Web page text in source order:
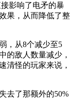
影响了电矛的暴
果，从而降低了整
，从8个减少至5
的敌人数量减少，
清怪的玩家来说，
去了那额外的50%